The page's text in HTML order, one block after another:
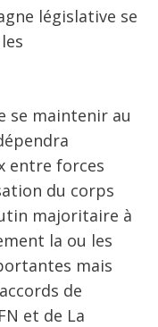
législative se
se maintenir au
entre forces
du corps
majoritaire à
la ou les
mais
de
et de La